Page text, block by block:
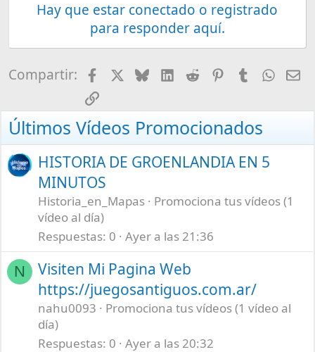
Hay que estar conectado o registrado
para responder aquí.
Compartir: FacebookBlueskyLinkedInRedditPinterestTumblr
Enlace
Últimos Vídeos Promocionados
HISTORIA DE GROENLANDIA EN 5
MINUTOS
Historia_en_Mapas
Promociona tus vídeos (1
vídeo al día)
Respuestas 0 Ayer a las 21:36
N
Visiten Mi Pagina Web
https://juegosantiguos.com.ar/
nahu0093
Promociona tus vídeos (1 vídeo al
día)
Respuestas 0 Ayer a las 20:32